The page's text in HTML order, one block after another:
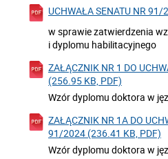
UCHWAŁA SENATU NR
w sprawie zatwierdzenia
i dyplomu habilitacyjnego
ZAŁĄCZNIK NR 1 DO
(256.95 KB, PDF)
Wzór dyplomu doktora w
ZAŁĄCZNIK NR 1A DO
91/2024 (236.41 KB, PDF)
Wzór dyplomu doktora w